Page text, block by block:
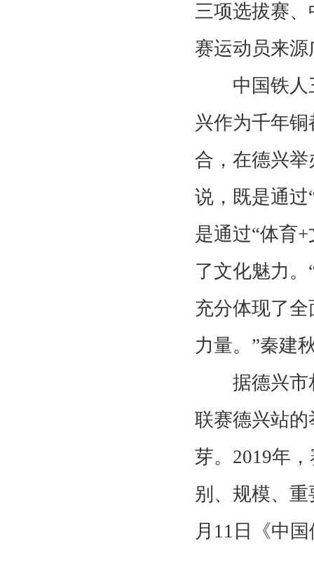
三项选拔赛
赛运动员来
中国铁人三
兴作为千年
合，在德兴
说，既是通过
是通过“体育
了文化魅力
充分体现了
力量。”秦建
据德兴市相
联赛德兴站
芽。2019年
别、规模、
月11日《中